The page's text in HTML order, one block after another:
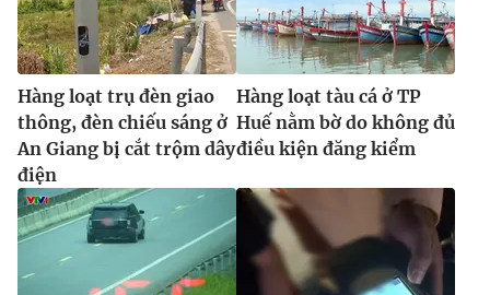
Hàng loạt trụ đèn giao
thông, đèn chiếu sáng ở
An Giang bị cắt trộm dây
điện
Hàng loạt tàu cá ở TP
Huế nằm bờ do không đủ
điều kiện đăng kiểm